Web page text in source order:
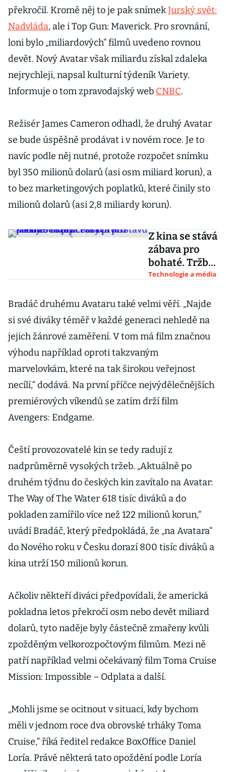
překročil. Kromě něj to je pak snímekJurský svět:
Nadvláda, ale i Top Gun: Maverick. Pro srovnání,
loni bylo „miliardových“ filmů uvedeno rovnou
devět. Nový Avatar však miliardu získal zdaleka
nejrychleji, napsal kulturní týdeník Variety.
Informuje o tom zpravodajský web CNBC.
Režisér James Cameron odhadl, že druhý Avatar
se bude úspěšně prodávat i v novém roce. Je to
navíc podle něj nutné, protože rozpočet snímku
byl 350 milionů dolarů (asi osm miliard korun), a
to bez marketingových poplatků, které činily sto
milionů dolarů (asi 2,8 miliardy korun).
Z kina se stává
zábava pro
bohaté. Tržby
českých kin
procent oproti
stavu před
Technologie a média
Bradáč druhému Avataru také velmi věří. „Najde
si své diváky téměř v každé generaci nehledě na
jejich žánrové zaměření. V tom má film značnou
výhodu například oproti takzvaným
marvelovkám, které na tak širokou veřejnost
necílí,“ dodává. Na první příčce nejvýdělečnějších
premiérových víkendů se zatím drží film
Avengers: Endgame.
Čeští provozovatelé kin se tedy radují z
nadprůměrně vysokých tržeb. „Aktuálně po
druhém týdnu do českých kin zavítalo na Avatar:
The Way of The Water 618 tisíc diváků a do
pokladen zamířilo více než 122 milionů korun,“
uvádí Bradáč, který předpokládá, že „na Avatara“
do Nového roku v Česku dorazí 800 tisíc diváků a
kina utrží 150 milionů korun.
Ačkoliv někteří diváci předpovídali, že americká
pokladna letos překročí osm nebo devět miliard
dolarů, tyto naděje byly částečně zmařeny kvůli
zpožděným velkorozpočtovým filmům. Mezi ně
patří například velmi očekávaný film Toma Cruise
Mission: Impossible – Odplata a další.
„Mohli jsme se ocitnout v situaci, kdy bychom
měli v jednom roce dva obrovské trháky Toma
Cruise,“ říká ředitel redakce BoxOffice Daniel
Loría. Právě některá tato opoždění podle Loría